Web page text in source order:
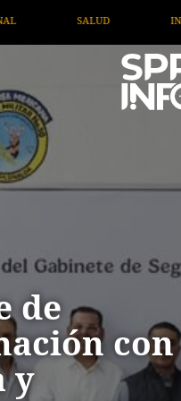
TV MIGRANTE
de
con
y